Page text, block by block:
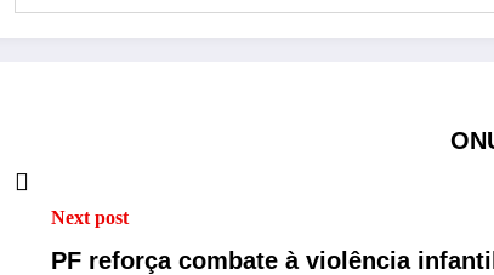
Next post
PF reforça combate à violência